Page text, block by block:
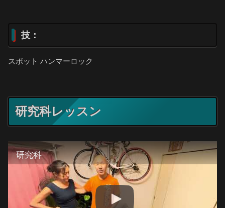
技：
スポット ハンマーロック
研究科レッスン
研究科